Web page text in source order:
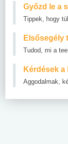
Győzd le a
Tippek, hogy
Elsősegély
Tudod, mi a
Kérdések a
Aggodalmak,